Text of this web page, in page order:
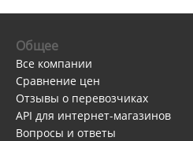
Общее
Все компании
Сравнение цен
Отзывы о перевозчиках
API для интернет-магазинов
Вопросы и ответы